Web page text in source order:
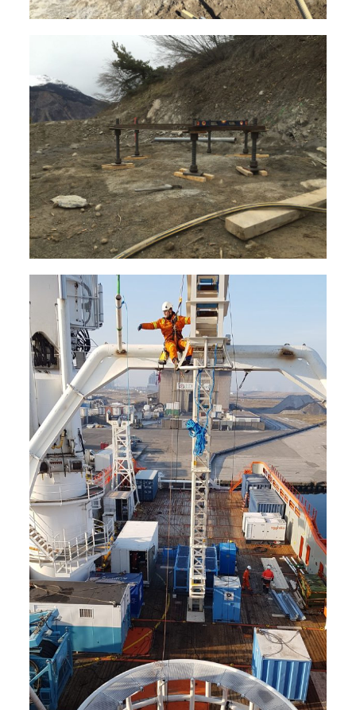
Forages et fondations
Travaux en hauteur